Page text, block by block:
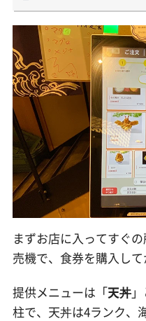
まずお店に入ってすぐ
売機で、食券を購入して
提供メニューは「天丼
柱で、天丼は4ランク、